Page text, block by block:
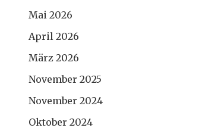
Mai 2026
April 2026
März 2026
November 2025
November 2024
Oktober 2024